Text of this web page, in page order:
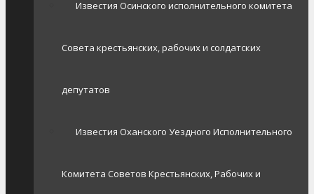
Известия Осинского исполнительного комитета
Совета крестьянских, рабочих и солдатских
депутатов
Известия Оханского Уездного Исполнительного
Комитета Советов Крестьянских, Рабочих и